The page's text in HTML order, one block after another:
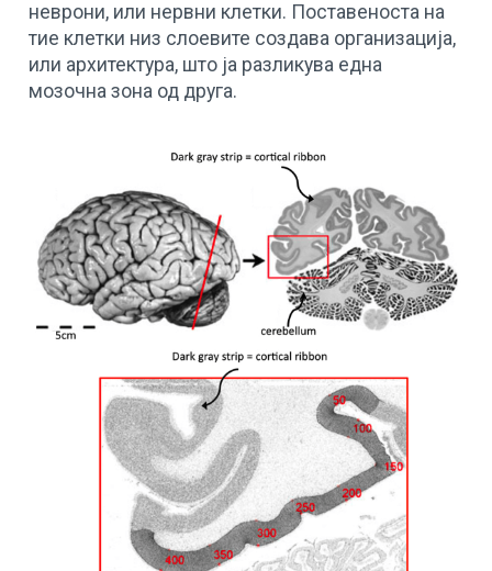
неврони, или нервни клетки. Поставеноста на
тие клетки низ слоевите создава организација,
или архитектура, што ја разликува една
мозочна зона од друга.